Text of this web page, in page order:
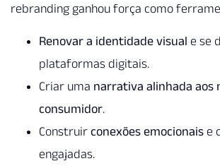
rebranding ganhou força como
Renovar a identidade visual e se
plataformas digitais.
Criar uma narrativa alinhada aos
consumidor.
Construir conexões emocionais e
engajadas.